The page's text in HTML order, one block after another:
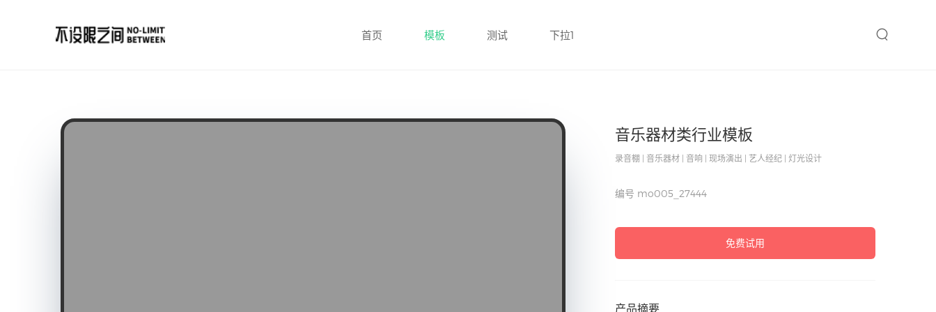
首页 模板 测试 下拉1
音乐器材类行业模板
录音棚 | 音乐器材 | 音响 | 现场演出 | 艺人经纪 | 灯光设计
编号 mo005_27444
免费试用
产品摘要